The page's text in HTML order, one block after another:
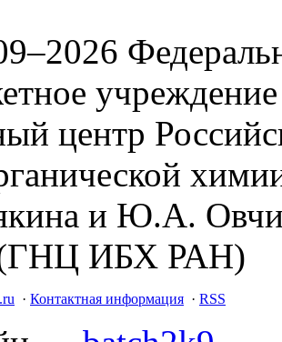
центр
и Ю.А.
(ГНЦ ИБХ РАН)
· Контактная информация · RSS